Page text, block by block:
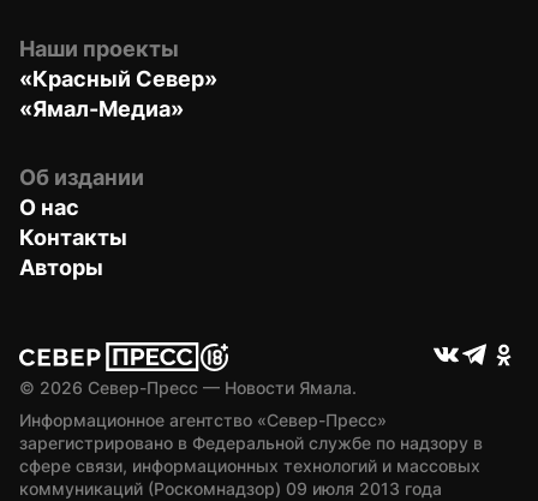
Наши проекты
«Красный Север»
«Ямал-Медиа»
Об издании
О нас
Контакты
Авторы
© 2026 Север-Пресс — Новости Ямала.
Информационное агентство «Север-Пресс»
зарегистрировано в Федеральной службе по надзору в
сфере связи, информационных технологий и массовых
коммуникаций (Роскомнадзор) 09 июля 2013 года